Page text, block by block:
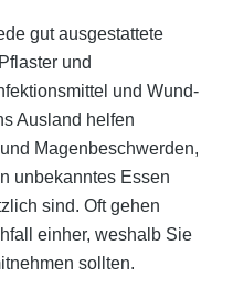
gut ausgestattete
und
und Wund-
Ausland helfen
Magenbeschwerden,
unbekanntes Essen
sind. Oft gehen
einher, weshalb Sie
sollten.